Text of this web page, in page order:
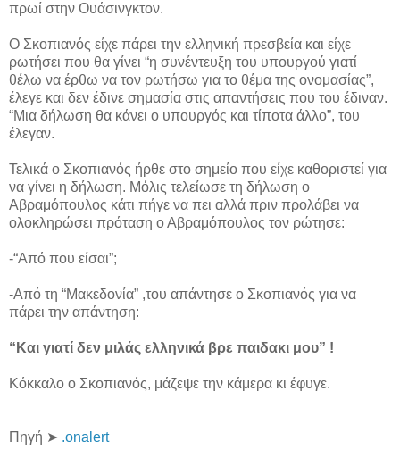
πρωί στην Ουάσινγκτον.
Ο Σκοπιανός είχε πάρει την ελληνική πρεσβεία και είχε
ρωτήσει που θα γίνει “η συνέντευξη του υπουργού γιατί
θέλω να έρθω να τον ρωτήσω για το θέμα της ονομασίας”,
έλεγε και δεν έδινε σημασία στις απαντήσεις που του έδιναν.
“Μια δήλωση θα κάνει ο υπουργός και τίποτα άλλο”, του
έλεγαν.
Τελικά ο Σκοπιανός ήρθε στο σημείο που είχε καθοριστεί για
να γίνει η δήλωση. Μόλις τελείωσε τη δήλωση ο
Αβραμόπουλος κάτι πήγε να πει αλλά πριν προλάβει να
ολοκληρώσει πρόταση ο Αβραμόπουλος τον ρώτησε:
-“Από που είσαι”;
-Από τη “Μακεδονία” ,του απάντησε ο Σκοπιανός για να
πάρει την απάντηση:
“Και γιατί δεν μιλάς ελληνικά βρε παιδακι μου” !
Κόκκαλο ο Σκοπιανός, μάζεψε την κάμερα κι έφυγε.
Πηγή ➤ .onalert